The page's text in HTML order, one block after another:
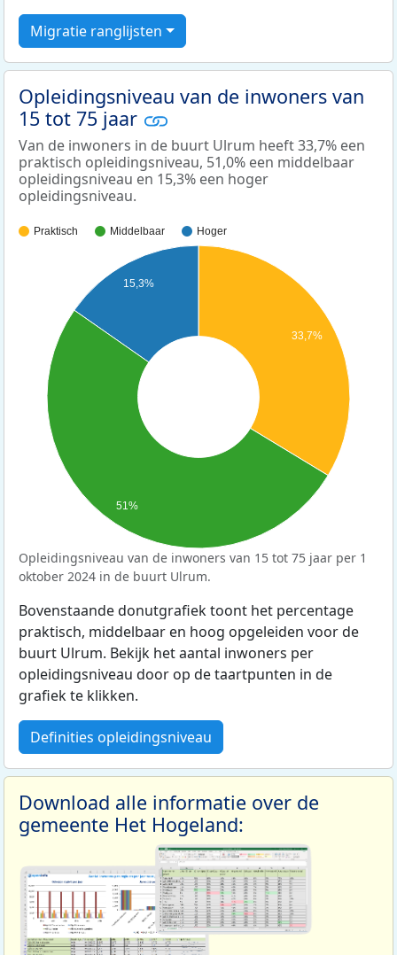
Migratie ranglijsten
Opleidingsniveau van de inwoners van
15 tot 75 jaar
Van de inwoners in de buurt Ulrum heeft 33,7% een
praktisch opleidingsniveau, 51,0% een middelbaar
opleidingsniveau en 15,3% een hoger
opleidingsniveau.
Praktisch Middelbaar Hoger
33,7%
15,3%
51%
Opleidingsniveau van de inwoners van 15 tot 75 jaar per 1
oktober 2024 in de buurt Ulrum.
Bovenstaande donutgrafiek toont het percentage
praktisch, middelbaar en hoog opgeleiden voor de
buurt Ulrum. Bekijk het aantal inwoners per
opleidingsniveau door op de taartpunten in de
grafiek te klikken.
Definities opleidingsniveau
Download alle informatie over de
gemeente Het Hogeland: